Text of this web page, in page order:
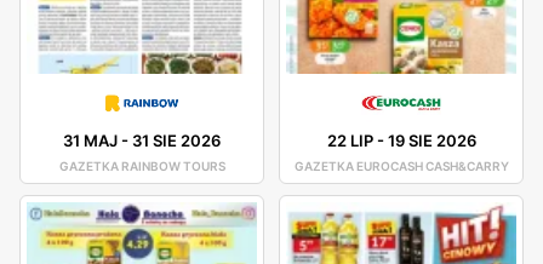
31 MAJ- 31 SIE 2026
GAZETKA RAINBOW TOURS
22 LIP-19 SIE 2026
GAZETKA EUROCASH CASH&CARRY